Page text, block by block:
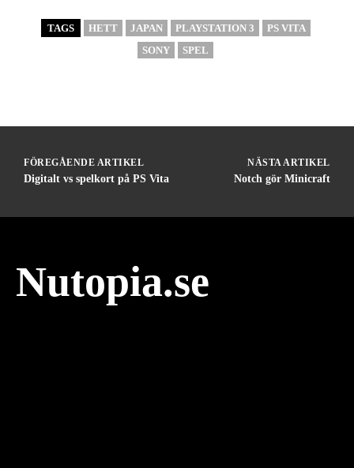
TAGS HETT JAPAN PLAYSTATION 3
PS VITA
SONY
SPEL
FÖREGÅENDE ARTIKEL
Digitalt vs spelkort på PS Vita
NÄSTA ARTIKEL
Notch gör Minicraft
Nutopia.se